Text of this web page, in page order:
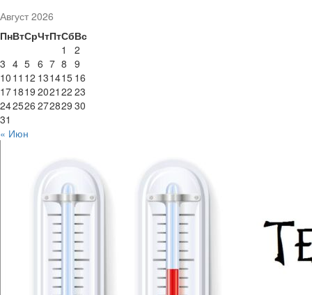
Август 2026
ПнВтСрЧтПтСбВс
1
2
3 4 5 6 7 8 9
10 11 12 131415 16
171819 2021 22 23
242526 272829 30
31
« Июн